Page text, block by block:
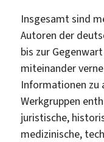
Insgesamt sind
Autoren der
bis zur
miteinander
Informationen zu
Werkgruppen
juristische,
medizinische,